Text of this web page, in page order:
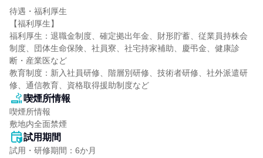
待遇・福利厚生
【福利厚生】
福利厚生：退職金制度、確定拠出年金、財形貯蓄、従業員持株会
制度、団体生命保険、社員寮、社宅持家補助、慶弔金、健康診
断・産業医など
教育制度：新入社員研修、階層別研修、技術者研修、社外派遣研
修、通信教育、資格取得援助制度など
喫煙所情報
喫煙所情報
敷地内全面禁煙
試用期間
試用・研修期間：6か月